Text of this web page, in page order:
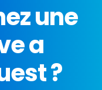
une
a
?